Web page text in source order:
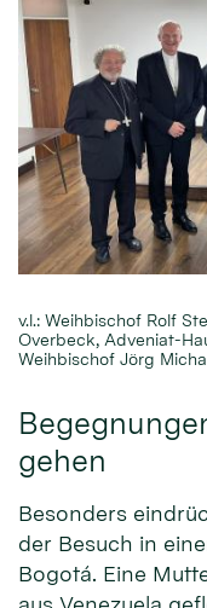
v.l.: Weihbischof Rolf
Overbeck, Adveniat-
Weihbischof Jörg
gehen
Besonders
der Besuch in
Bogotá. Eine